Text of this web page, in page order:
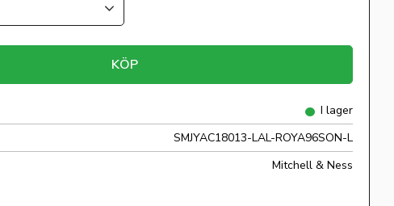
KÖP
I lager
SMJYAC18013-LAL-ROYA96SON-L
Mitchell & Ness